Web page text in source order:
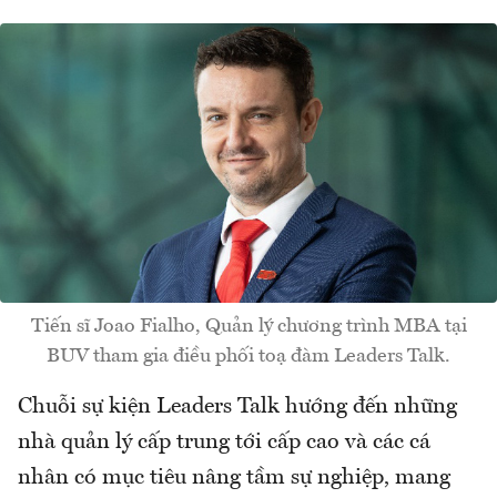
Tiến sĩ Joao Fialho, Quản lý chương trình MBA tại
BUV tham gia điều phối toạ đàm Leaders Talk.
Chuỗi sự kiện Leaders Talk hướng đến những
nhà quản lý cấp trung tới cấp cao và các cá
nhân có mục tiêu nâng tầm sự nghiệp, mang